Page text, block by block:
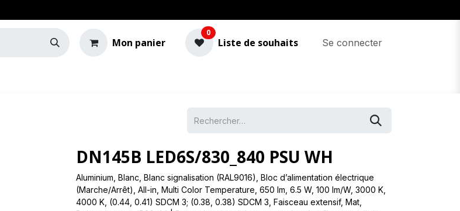
Mon panier
0
Liste de souhaits Se connecter
DN145B LED6S/830_840 PSU WH
Aluminium, Blanc, Blanc signalisation (RAL9016), Bloc d’alimentation électrique
(Marche/Arrêt), All-in, Multi Color Temperature, 650 lm, 6.5 W, 100 lm/W, 3000 K,
4000 K, (0.44, 0.41) SDCM 3; (0.38, 0.38) SDCM 3, Faisceau extensif, Mat,